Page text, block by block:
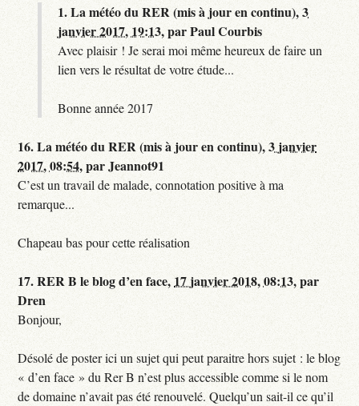
1.La météo du RER (mis à jour en continu),3
janvier 2017, 19:13,parPaul Courbis
Avec plaisir ! Je serai moi même heureux de faire un
lien vers le résultat de votre étude...
Bonne année 2017
16.La météo du RER (mis à jour en continu),3 janvier
2017, 08:54,parJeannot91
C’est un travail de malade, connotation positive à ma
remarque...
Chapeau bas pour cette réalisation
17.RER B le blog d’en face, 17 janvier 2018, 08:13,par
Dren
Bonjour,
Désolé de poster ici un sujet qui peut paraitre hors sujet : le blog
« d’en face » du Rer B n’est plus accessible comme si le nom
de domaine n’avait pas été renouvelé. Quelqu’un sait-il ce qu’il